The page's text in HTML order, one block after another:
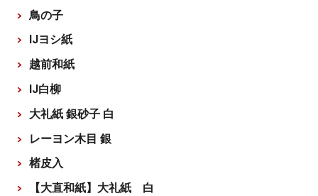
鳥の子
IJヨシ紙
越前和紙
IJ白柳
大礼紙 銀砂子 白
レーヨン木目 銀
楮皮入
【大直和紙】大礼紙 白